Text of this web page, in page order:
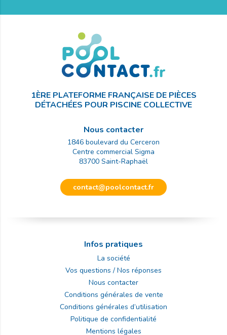
1ÈRE PLATEFORME FRANÇAISE DE PIÈCES
DÉTACHÉES POUR PISCINE COLLECTIVE
Nous contacter
1846 boulevard du Cerceron
Centre commercial Sigma
83700 Saint-Raphaël
contact@poolcontact.fr
Infos pratiques
La société
Vos questions / Nos réponses
Nous contacter
Conditions générales de vente
Conditions générales d’utilisation
Politique de confidentialité
Mentions légales